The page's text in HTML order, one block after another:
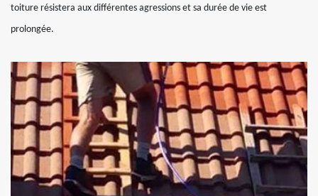
toiture résistera aux différentes agressions et sa durée de vie est
prolongée.